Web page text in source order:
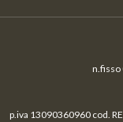
n.fisso
p.iva 13090360960 cod.